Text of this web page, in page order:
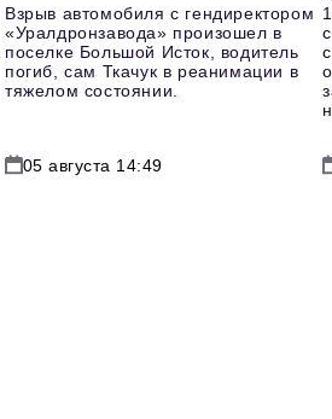
Взрыв автомобиля с гендиректором
«Уралдронзавода» произошел в
поселке Большой Исток, водитель
погиб, сам Ткачук в реанимации в
тяжелом состоянии.
05 августа 14:49